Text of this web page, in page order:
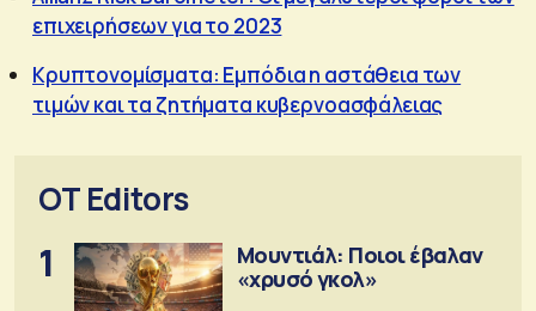
επιχειρήσεων για το 2023
Κρυπτονομίσματα: Εμπόδια η αστάθεια των
τιμών και τα ζητήματα κυβερνοασφάλειας
OT Editors
1
Μουντιάλ: Ποιοι έβαλαν
«χρυσό γκολ»